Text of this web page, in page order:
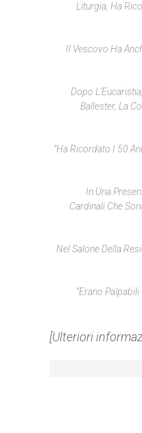
Liturgia, Ha
Il Vescovo Ha
Dopo
Ballester, La
“Ha Ricordato I 50
In Una
Cardinali Che
Nel Salone Della
“Erano
[Ulteriori